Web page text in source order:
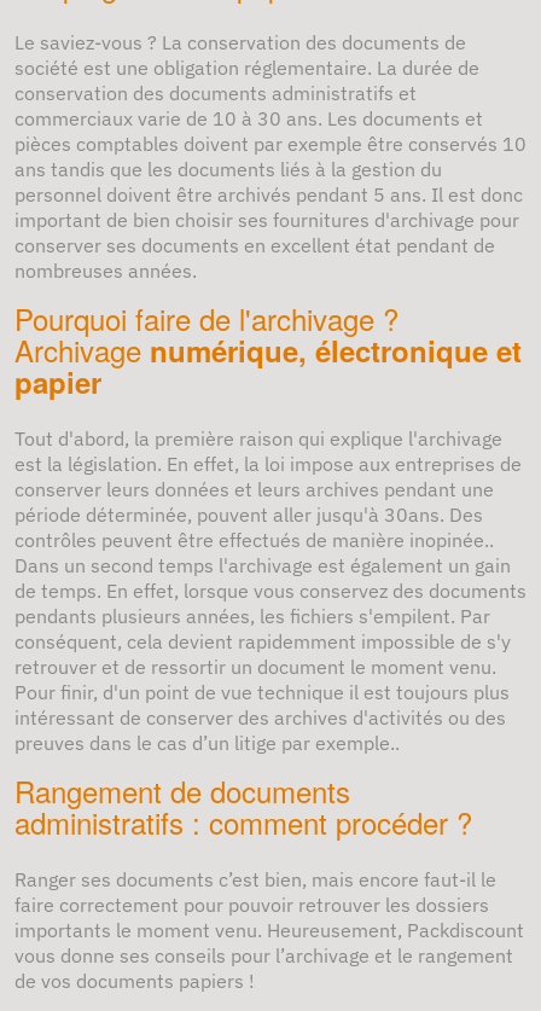
Le saviez-vous ? La conservation des documents de
société est une obligation réglementaire. La durée de
conservation des documents administratifs et
commerciaux varie de 10 à 30 ans. Les documents et
pièces comptables doivent par exemple être conservés 10
ans tandis que les documents liés à la gestion du
personnel doivent être archivés pendant 5 ans. Il est donc
important de bien choisir ses fournitures d'archivage pour
conserver ses documents en excellent état pendant de
nombreuses années.
Pourquoi faire de l'archivage ?
Archivage numérique, électronique et
papier
Tout d'abord, la première raison qui explique l'archivage
est la législation. En effet, la loi impose aux entreprises de
conserver leurs données et leurs archives pendant une
période déterminée, pouvent aller jusqu'à 30ans. Des
contrôles peuvent être effectués de manière inopinée..
Dans un second temps l'archivage est également un gain
de temps. En effet, lorsque vous conservez des documents
pendants plusieurs années, les fichiers s'empilent. Par
conséquent, cela devient rapidemment impossible de s'y
retrouver et de ressortir un document le moment venu.
Pour finir, d'un point de vue technique il est toujours plus
intéressant de conserver des archives d'activités ou des
preuves dans le cas d’un litige par exemple..
Rangement de documents
administratifs : comment procéder ?
Ranger ses documents c’est bien, mais encore faut-il le
faire correctement pour pouvoir retrouver les dossiers
importants le moment venu. Heureusement, Packdiscount
vous donne ses conseils pour l’archivage et le rangement
de vos documents papiers !